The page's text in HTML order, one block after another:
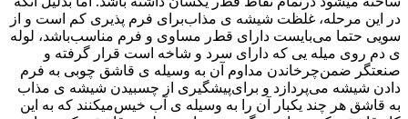
در این‌ مرحله، غلظت‌ شیشه ی مذاب‌برای فرم پذیری کم‌ است‌ و از
سویی‌ حتما می‌بایست دارای قط‌ر مساوی‌ و فرم مناسب‌‌باشد، لوله‌
ی دم‌ روی‌ میله یی‌ که‌ دارای سرد و شاخه‌ است‌ قرار گرفته و
صنعتگر ضمن‌چرخاندن مداوم‌ آن به‌ وسیله ی قاشق‌ چوبی‌ به‌ فرم
دادن‌ شیشه می‌پردازد و برای‌پیشگیری از چسبیدن شیشه ی مذاب
به‌ قاشق‌ هر چند یکبار آن را به‌ وسیله ی آب خیس‌میکنند که‌ به‌ این‌